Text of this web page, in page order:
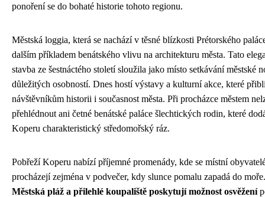
ponoření se do bohaté historie tohoto regionu.
Městská loggia, která se nachází v těsné blízkosti Prétorského
dalším příkladem benátského vlivu na architekturu města. Tato
stavba ze šestnáctého století sloužila jako místo setkávání městské
důležitých osobností. Dnes hostí výstavy a kulturní akce, které
návštěvníkům historii i současnost města. Při procházce městem
přehlédnout ani četné benátské paláce šlechtických rodin, které
Koperu charakteristický středomořský ráz.
Pobřeží Koperu nabízí příjemné promenády, kde se místní
procházejí zejména v podvečer, kdy slunce pomalu zapadá do moře.
Městská pláž a přilehlé koupaliště poskytují možnost osvěžení